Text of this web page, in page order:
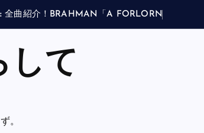
全曲 紹介 ！ B RA H MA N 「A FO R LO RN
。